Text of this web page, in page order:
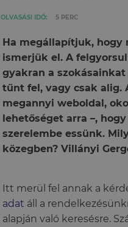
OLVASÁSI IDŐ: 5 PERC
Ha megállapítjuk, hogy
ismerjük el. A
gyakran a
tűnt fel, vagy csak alig.
megannyi weboldal,
lehetőséget arra –,
szerelembe essünk.
közegben? Villányi
Itt merül fel annak a
adat áll a
alapján való keresésre.